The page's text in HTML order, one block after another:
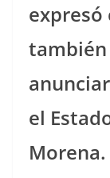
expresó
también
el